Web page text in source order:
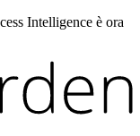
Intelligence è ora